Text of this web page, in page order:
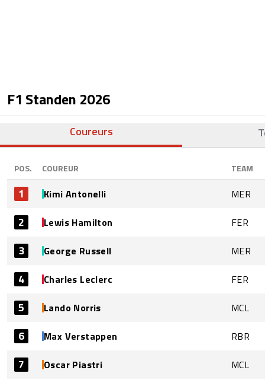
F1 Standen 2026
Coureurs
POS. COUREUR TEAM
1 Kimi Antonelli MER
2 Lewis Hamilton FER
3 George Russell MER
4 Charles Leclerc FER
5 Lando Norris MCL
6 Max Verstappen RBR
7 Oscar Piastri MCL